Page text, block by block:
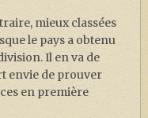
mieux classées
le pays a obtenu
Il en va de
envie de prouver
en première